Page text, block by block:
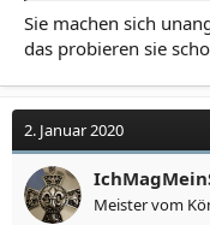
Sie machen sich
das probieren sie
2. Januar 2020
Meister vom